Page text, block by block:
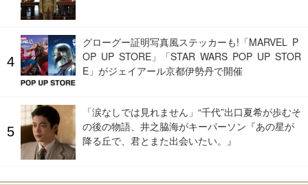
グローグー証明写真風ステッカーも!「MARVEL P
OP UP STORE」「STAR WARS POP UP STOR
E」がジェイアール京都伊勢丹で開催
「涙なしでは見れません」“千代”出口夏希が歩むそ
の後の物語、井之脇海がキーパーソン『あの星が
降る丘で、君とまた出会いたい。』